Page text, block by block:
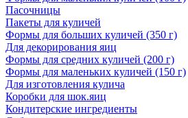
Пасочницы
Пакеты для куличей
Формы для больших куличей (350 г)
Для декорирования яиц
Формы для средних куличей (200 г)
Формы для маленьких куличей (150 г)
Для изготовления кулича
Коробки для шок.яиц
Кондитерские ингредиенты